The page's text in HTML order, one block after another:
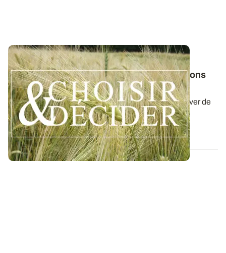
NORMANDIE
Orge d'hiver : téléchargez nos préconisations
pour les semis 2026
Retrouvez nos préconisations 2026/2027 pour cultiver de
l'orge d'hiver en Normandie dans...
06 AOÛT 2026